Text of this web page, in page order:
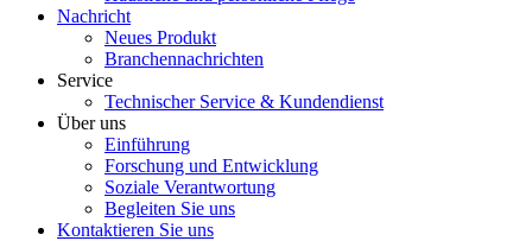
Nachricht
Neues Produkt
Branchennachrichten
Service
Technischer Service & Kundendienst
Über uns
Einführung
Forschung und Entwicklung
Soziale Verantwortung
Begleiten Sie uns
Kontaktieren Sie uns